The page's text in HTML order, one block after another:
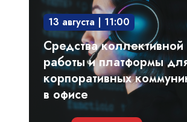
платформы
для
корпоративных
коммуникаций
офисе
13 августа | 11:00
Средства коллективной
работы и платформы
корпоративных
в офисе